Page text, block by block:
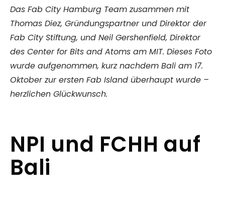
Das Fab City Hamburg Team zusammen mit
Thomas Diez, Gründungspartner und Direktor der
Fab City Stiftung, und Neil Gershenfield, Direktor
des Center for Bits and Atoms am MIT. Dieses Foto
wurde aufgenommen, kurz nachdem Bali am 17.
Oktober zur ersten Fab Island überhaupt wurde –
herzlichen Glückwunsch.
NPI und FCHH auf
Bali